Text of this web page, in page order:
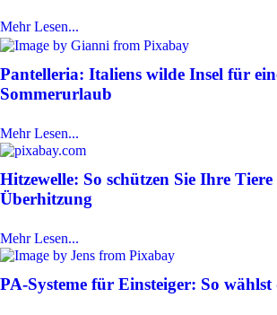
Mehr Lesen...
Pantelleria: Italiens wilde Insel für
Sommerurlaub
Mehr Lesen...
Hitzewelle: So schützen Sie Ihre
Überhitzung
Mehr Lesen...
PA-Systeme für Einsteiger: So